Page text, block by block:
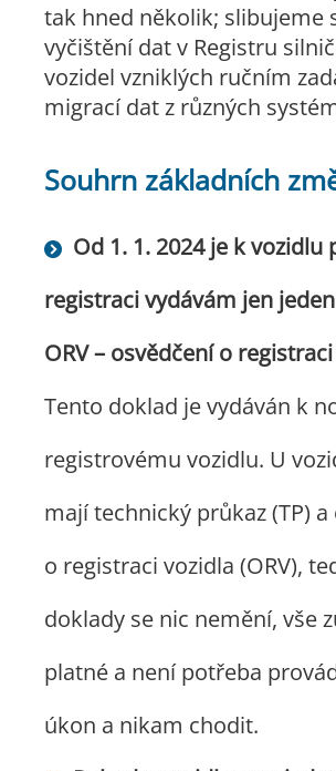
tak hned několik; slibujeme
vyčištění dat v Registru
vozidel vzniklých ručním
migrací dat z různých
Souhrn základních
Od 1. 1. 2024 je k vozidlu
registraci vydávám jen
ORV – osvědčení o
Tento doklad je vydáván k
registrovému vozidlu. U
mají technický průkaz (TP)
o registraci vozidla (ORV),
doklady se nic nemění, vše
platné a není potřeba
úkon a nikam chodit.